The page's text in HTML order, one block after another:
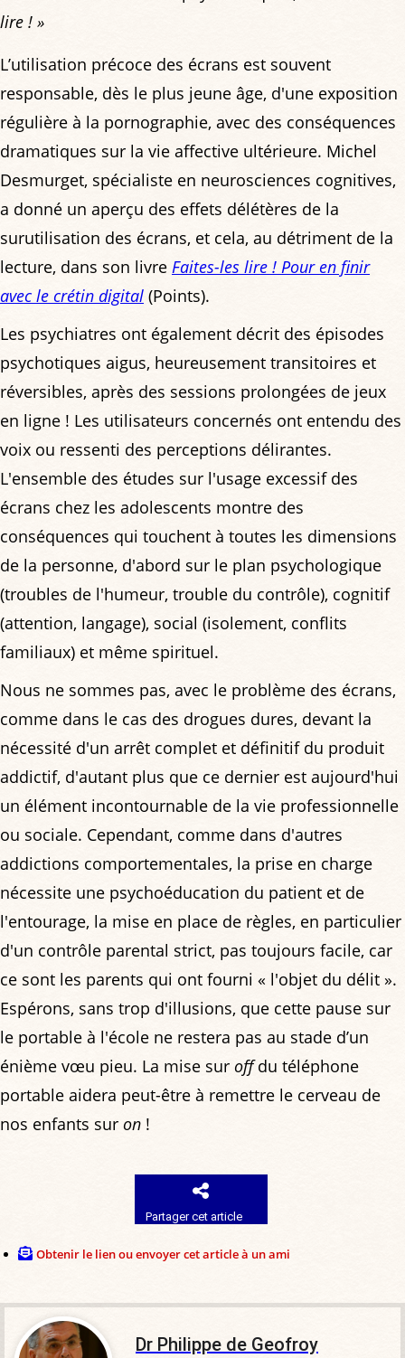
lire ! »
L’utilisation précoce des écrans est souvent
responsable, dès le plus jeune âge, d'une exposition
régulière à la pornographie, avec des conséquences
dramatiques sur la vie affective ultérieure. Michel
Desmurget, spécialiste en neurosciences cognitives,
a donné un aperçu des effets délétères de la
surutilisation des écrans, et cela, au détriment de la
lecture, dans son livre Faites-les lire ! Pour en finir
avec le crétin digital (Points).
Les psychiatres ont également décrit des épisodes
psychotiques aigus, heureusement transitoires et
réversibles, après des sessions prolongées de jeux
en ligne ! Les utilisateurs concernés ont entendu des
voix ou ressenti des perceptions délirantes.
L'ensemble des études sur l'usage excessif des
écrans chez les adolescents montre des
conséquences qui touchent à toutes les dimensions
de la personne, d'abord sur le plan psychologique
(troubles de l'humeur, trouble du contrôle), cognitif
(attention, langage), social (isolement, conflits
familiaux) et même spirituel.
Nous ne sommes pas, avec le problème des écrans,
comme dans le cas des drogues dures, devant la
nécessité d'un arrêt complet et définitif du produit
addictif, d'autant plus que ce dernier est aujourd'hui
un élément incontournable de la vie professionnelle
ou sociale. Cependant, comme dans d'autres
addictions comportementales, la prise en charge
nécessite une psychoéducation du patient et de
l'entourage, la mise en place de règles, en particulier
d'un contrôle parental strict, pas toujours facile, car
ce sont les parents qui ont fourni « l'objet du délit ».
Espérons, sans trop d'illusions, que cette pause sur
le portable à l'école ne restera pas au stade d’un
énième vœu pieu. La mise sur offdu téléphone
portable aidera peut-être à remettre le cerveau de
nos enfants sur on !
Partager cet article
Obtenir le lien ou envoyer cet article à un ami
Dr Philippe de Geofroy